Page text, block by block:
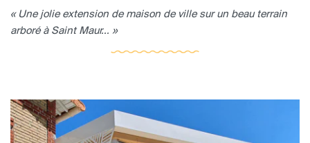
« Une jolie extension de maison de ville sur un beau terrain
arboré à Saint Maur... »